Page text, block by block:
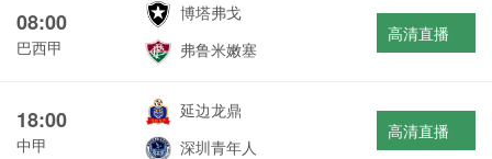
08:00
巴西甲
博塔弗戈
弗鲁米嫩塞
高清直播
18:00
中甲
延边龙鼎
深圳青年人
高清直播